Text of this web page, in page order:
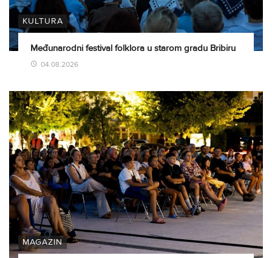
KULTURA
Međunarodni festival folklora u starom gradu Bribiru
04.08.2026
MAGAZIN